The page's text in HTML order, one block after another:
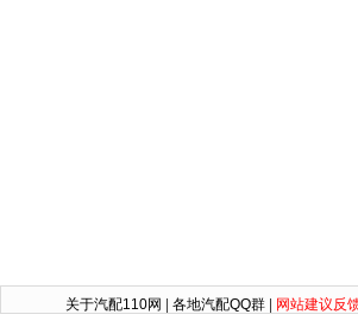
关于汽配110网 各地汽配QQ群 网站建议反